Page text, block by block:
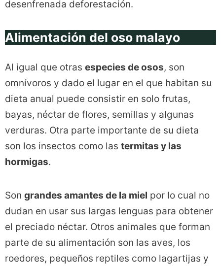
desenfrenada deforestación.
Alimentación del oso malayo
Al igual que otras especies de osos, son
omnívoros y dado el lugar en el que habitan su
dieta anual puede consistir en solo frutas,
bayas, néctar de flores, semillas y algunas
verduras. Otra parte importante de su dieta
son los insectos como las termitas y las
hormigas.
Son grandes amantes de la miel por lo cual no
dudan en usar sus largas lenguas para obtener
el preciado néctar. Otros animales que forman
parte de su alimentación son las aves, los
roedores, pequeños reptiles como lagartijas y